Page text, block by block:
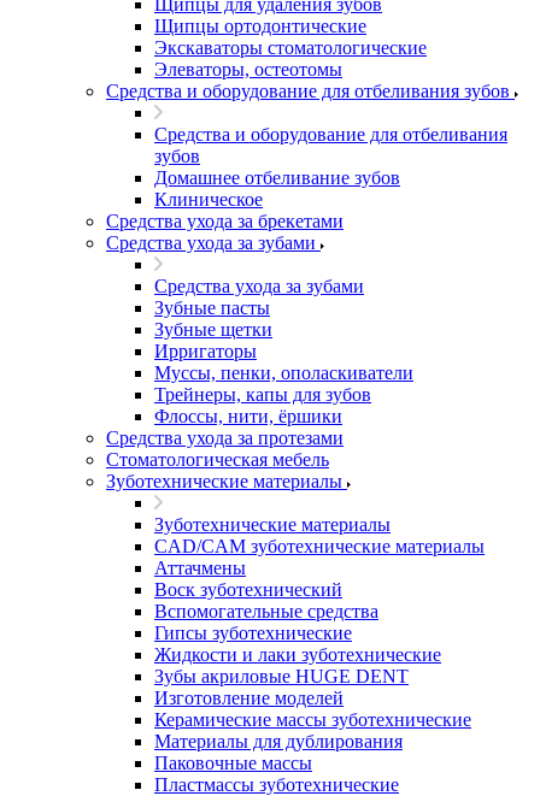
Щипцы для удаления зубов
Щипцы ортодонтические
Экскаваторы стоматологические
Элеваторы, остеотомы
Средства и оборудование для отбеливания зубов
Средства и оборудование для отбеливания
зубов
Домашнее отбеливание зубов
Клиническое
Средства ухода за брекетами
Средства ухода за зубами
Средства ухода за зубами
Зубные пасты
Зубные щетки
Ирригаторы
Муссы, пенки, ополаскиватели
Трейнеры, капы для зубов
Флоссы, нити, ёршики
Средства ухода за протезами
Стоматологическая мебель
Зуботехнические материалы
Зуботехнические материалы
CAD/CAM зуботехнические материалы
Аттачмены
Воск зуботехнический
Вспомогательные средства
Гипсы зуботехнические
Жидкости и лаки зуботехнические
Зубы акриловые HUGE DENT
Изготовление моделей
Керамические массы зуботехнические
Материалы для дублирования
Паковочные массы
Пластмассы зуботехнические